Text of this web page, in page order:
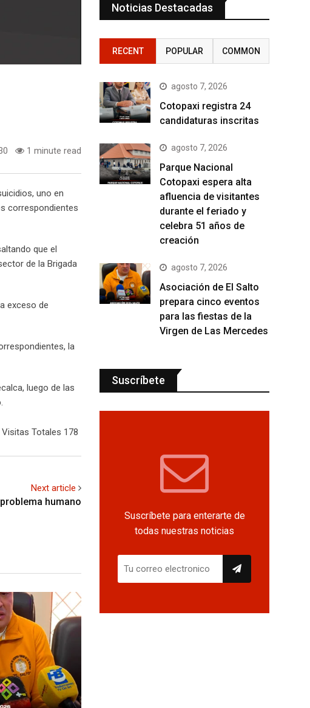
1 minute read
uno en
correspondientes
que el
de la Brigada
exceso de
la
luego de las
Visitas Totales 178
Next article
humano
Noticias Destacadas
RECENT POPULAR COMMON
agosto 7, 2026
Cotopaxi registra 24
candidaturas inscritas
agosto 7, 2026
Parque Nacional
Cotopaxi espera alta
afluencia de visitantes
durante el feriado y
celebra 51 años de
creación
agosto 7, 2026
Asociación de El Salto
prepara cinco eventos
para las fiestas de la
Virgen de Las Mercedes
Suscríbete
Suscríbete para enterarte de
todas nuestras noticias